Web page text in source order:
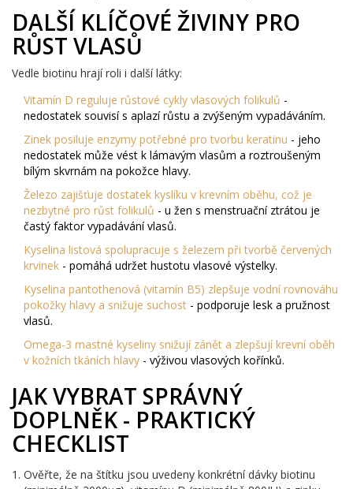
DALŠÍ KLÍČOVÉ ŽIVINY PRO
RŮST VLASŮ
Vedle biotinu hrají roli i další látky:
Vitamín D reguluje růstové cykly vlasových folikulů -
nedostatek souvisí s aplazí růstu a zvýšeným vypadáváním.
Zinek posiluje enzymy potřebné pro tvorbu keratinu - jeho
nedostatek může vést k lámavým vlasům a roztroušeným
bílým skvrnám na pokožce hlavy.
Železo zajišťuje dostatek kyslíku v krevním oběhu, což je
nezbytné pro růst folikulů - u žen s menstruační ztrátou je
častý faktor vypadávání vlasů.
Kyselina listová spolupracuje s železem při tvorbě červených
krvinek - pomáhá udržet hustotu vlasové výstelky.
Kyselina pantothenová (vitamín B5) zlepšuje vodní rovnováhu
pokožky hlavy a snižuje suchost - podporuje lesk a pružnost
vlasů.
Omega-3 mastné kyseliny snižují zánět a zlepšují krevní oběh
v kožních tkáních hlavy - výživou vlasových kořínků.
JAK VYBRAT SPRÁVNÝ
DOPLNĚK - PRAKTICKÝ
CHECKLIST
Ověřte, že na štítku jsou uvedeny konkrétní dávky biotinu